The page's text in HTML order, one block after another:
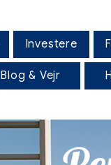
Investere
Blog & Vejr